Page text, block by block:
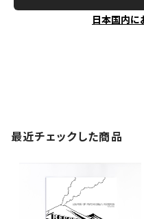
日本国内に
最近チェックした商品